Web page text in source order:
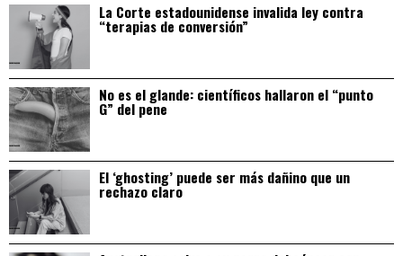
La Corte estadounidense invalida ley contra
“terapias de conversión”
No es el glande: científicos hallaron el “punto
G” del pene
El ‘ghosting’ puede ser más dañino que un
rechazo claro